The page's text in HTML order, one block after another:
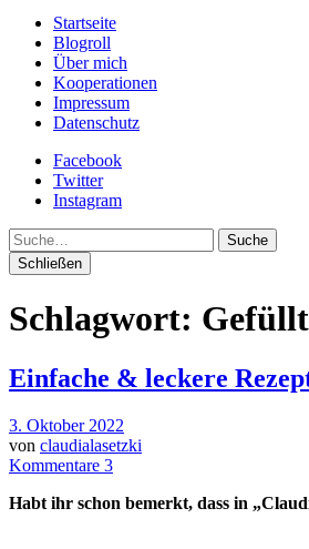
Startseite
Blogroll
Über mich
Kooperationen
Impressum
Datenschutz
Facebook
Twitter
Instagram
Suche
Schließen
Schlagwort:
Einfache & leckere
3. Oktober 2022
von claudialasetzki
Kommentare 3
Habt ihr schon bemerkt, dass in